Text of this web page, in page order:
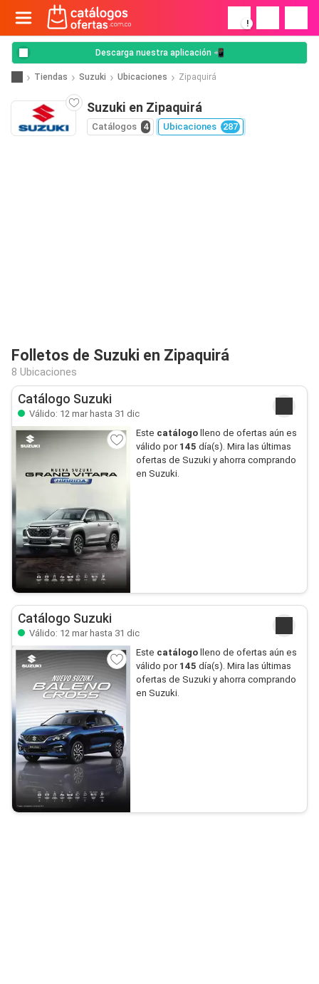
!
Descarga nuestra aplicación 📲
Tiendas Suzuki Ubicaciones Zipaquirá
Suzuki en Zipaquirá
Catálogos 4 Ubicaciones 287
Folletos de Suzuki en Zipaquirá
8 Ubicaciones
Catálogo Suzuki
Válido: 12 mar hasta 31 dic
Este catálogolleno de ofertas aún es
válido por 145 día(s). Mira las últimas
ofertas de Suzuki y ahorra comprando
en Suzuki.
Catálogo Suzuki
Válido: 12 mar hasta 31 dic
Este catálogolleno de ofertas aún es
válido por 145 día(s). Mira las últimas
ofertas de Suzuki y ahorra comprando
en Suzuki.